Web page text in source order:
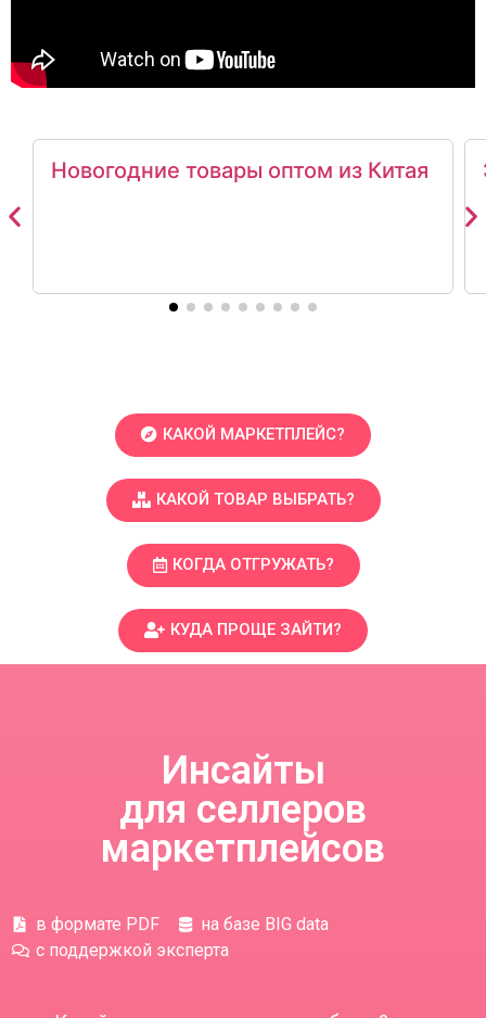
Новогодние товары оптом из Китая
КАКОЙ МАРКЕТПЛЕЙС?
КАКОЙ ТОВАР ВЫБРАТЬ?
КОГДА ОТГРУЖАТЬ?
КУДА ПРОЩЕ ЗАЙТИ?
Инсайты
для селлеров
маркетплейсов
в формате PDF
на базе BIG data
с поддержкой эксперта